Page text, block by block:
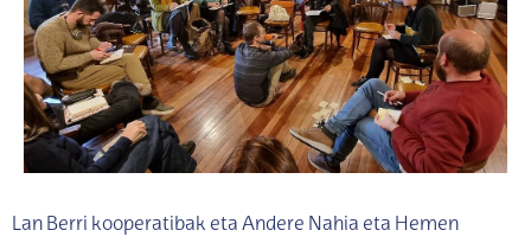
Lan Berri kooperatibak eta Andere Nahia eta Hemen